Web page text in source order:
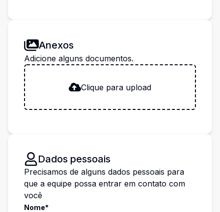
Anexos
Adicione alguns documentos.
Clique para upload
Dados pessoais
Precisamos de alguns dados pessoais para
que a equipe possa entrar em contato com
você
Nome*